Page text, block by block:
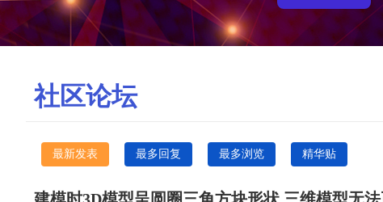
社区论坛
最新发表 最多回复 最多浏览 精华贴